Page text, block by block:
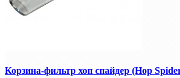
Корзина-фильтр хоп спайдер (Hop